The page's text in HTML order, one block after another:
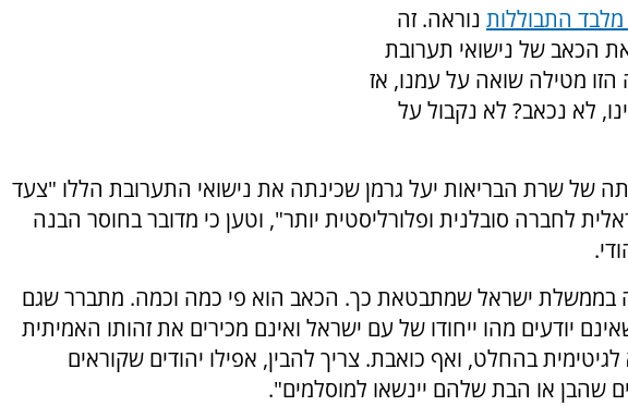
מלבד התבוללות נוראה. זה
הכאב של נישואי תערובת
מטילה שואה על עמנו, אז
לא נכאב? לא נקבול על
של שרת הבריאות יעל גרמן שכינתה את נישואי התערובת הללו "צעד
לחברה סובלנית ופלורליסטית יותר", וטען כי מדובר בחוסר הבנה
בממשלת ישראל שמתבטאת כך. הכאב הוא פי כמה וכמה. מתברר שגם
יודעים מהו ייחודו של עם ישראל ואינם מכירים את זהותו האמיתית
בהחלט, ואף כואבת. צריך להבין, אפילו יהודים שקוראים
שהבן או הבת שלהם יינשאו למוסלמים".